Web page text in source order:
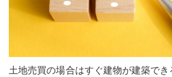
土地売買の場合はすぐ建物が建築で